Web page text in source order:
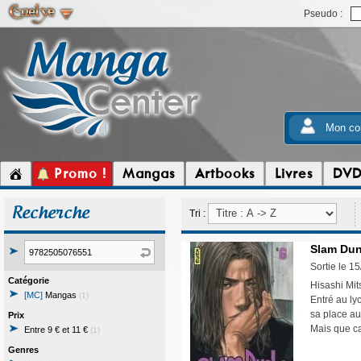
Pseudo :
Mon
Promo ! Mangas Artbooks Livres DVD
Recherche
Catégorie
[MC] Mangas (1)
Prix
Entre 9 € et 11 € (1)
Genres
Tri :
Slam
Sortie le
Hisashi
Entré au
sa place
Mais que